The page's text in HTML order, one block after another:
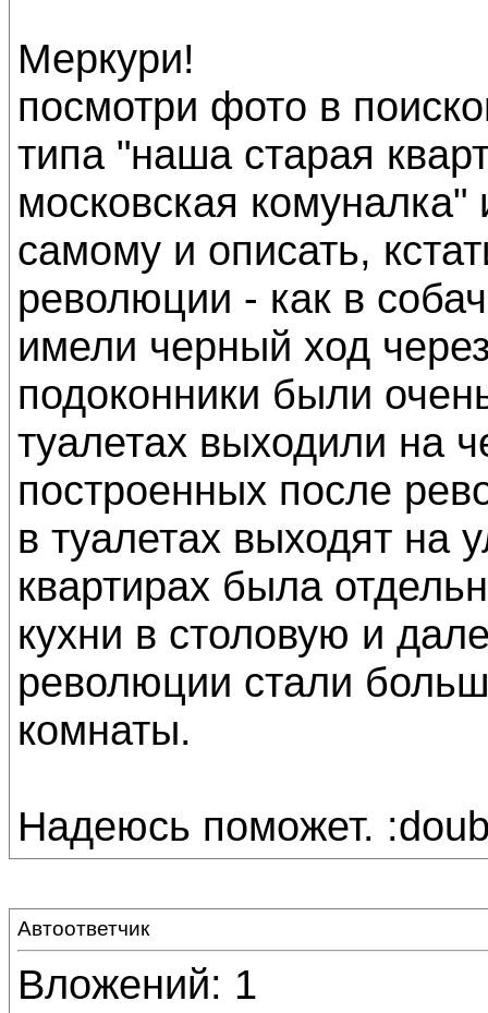
Меркури!
посмотри фото в
типа "наша старая
московская
самому и описать,
революции - как в
имели черный ход
подоконники были
туалетах выходили на
построенных после
в туалетах выходят на
квартирах была
кухни в столовую и
революции стали
комнаты.
Надеюсь поможет.
Автоответчик
Вложений: 1